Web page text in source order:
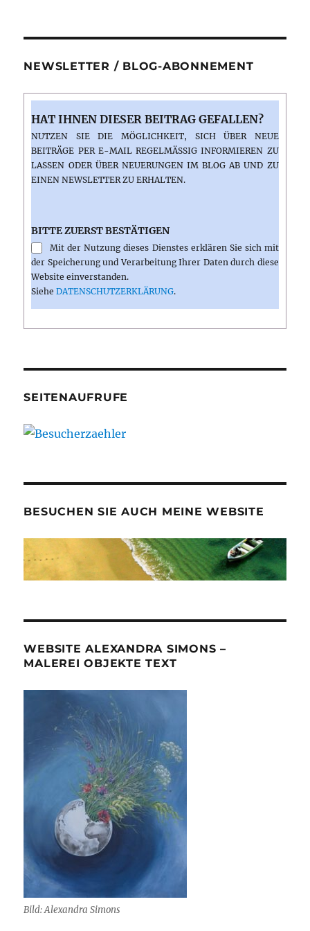
NEWSLETTER / BLOG-ABONNEMENT
HAT IHNEN DIESER BEITRAG GEFALLEN?
NUTZEN SIE DIE MÖGLICHKEIT, SICH ÜBER NEUE
BEITRÄGE PER E-MAIL REGELMÄSSIG INFORMIEREN ZU L
ASSEN ODER ÜBER NEUERUNGEN IM BLOG AB UND ZU E
INEN NEWSLETTER ZU ERHALTEN.
BITTE ZUERST BESTÄTIGEN
Mit der Nutzung dieses Dienstes erklären Sie sich mit
der Speicherung und Verarbeitung Ihrer Daten durch diese
Website einverstanden.
SieheDATENSCHUTZERKLÄRUNG.
SEITENAUFRUFE
BESUCHEN SIE AUCH MEINE WEBSITE
WEBSITE ALEXANDRA SIMONS –
MALEREI OBJEKTE TEXT
Bild: Alexandra Simons